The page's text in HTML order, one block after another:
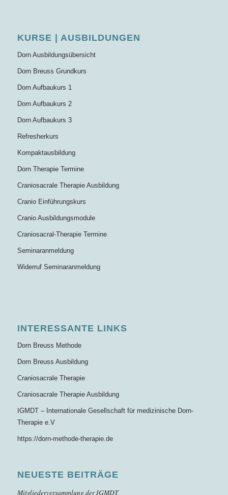
KURSE | AUSBILDUNGEN
Dorn Ausbildungsübersicht
Dorn Breuss Grundkurs
Dorn Aufbaukurs 1
Dorn Aufbaukurs 2
Dorn Aufbaukurs 3
Refresherkurs
Kompaktausbildung
Dorn Therapie Termine
Craniosacrale Therapie Ausbildung
Cranio Einführungskurs
Cranio Ausbildungsmodule
Craniosacral-Therapie Termine
Seminaranmeldung
Widerruf Seminaranmeldung
INTERESSANTE LINKS
Dorn Breuss Methode
Dorn Breuss Ausbildung
Craniosacrale Therapie
Craniosacrale Therapie Ausbildung
IGMDT – Internationale Gesellschaft für medizinische Dorn-
Therapie e.V
https://dorn-methode-therapie.de
NEUESTE BEITRÄGE
Mitgliederversammlung der IGMDT